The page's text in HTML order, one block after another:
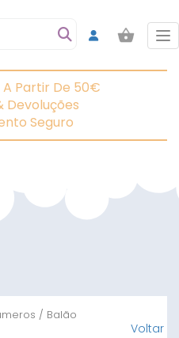
A Partir De 50€
Devoluções
Seguro
/ Balão
Voltar